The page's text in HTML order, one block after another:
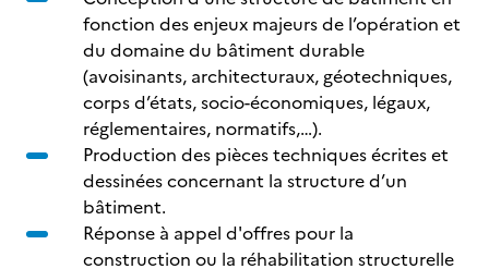
fonction des enjeux majeurs de l’opération et
du domaine du bâtiment durable
(avoisinants, architecturaux, géotechniques,
corps d’états, socio-économiques, légaux,
réglementaires, normatifs,…).
Production des pièces techniques écrites et
dessinées concernant la structure d’un
bâtiment.
Réponse à appel d'offres pour la
construction ou la réhabilitation structurelle